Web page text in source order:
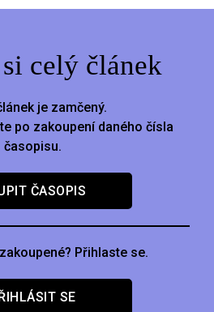
celý článek
je zamčený.
po zakoupení daného čísla
časopisu.
ČASOPIS
Přihlaste se.
SE